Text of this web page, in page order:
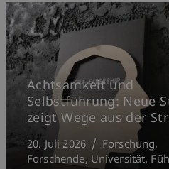
Achtsamkeit und
Selbstführung: Neue
zeigt Wege aus der
20. Juli 2026
Forschung
Forschende Universität